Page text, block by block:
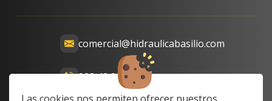
comercial@hidraulicabasilio.com
928 48 89 99
Calle Prof. Lozano, 13-15,